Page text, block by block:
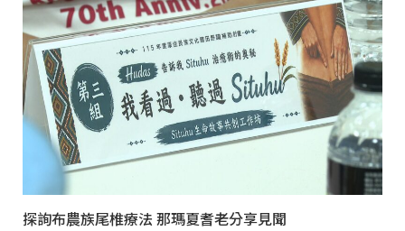
探詢布農族尾椎療法 那瑪夏耆老分享見聞